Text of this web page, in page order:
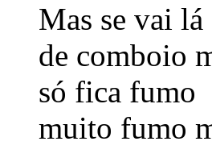
Mas se vai
de comboio
só fica fumo
muito fumo